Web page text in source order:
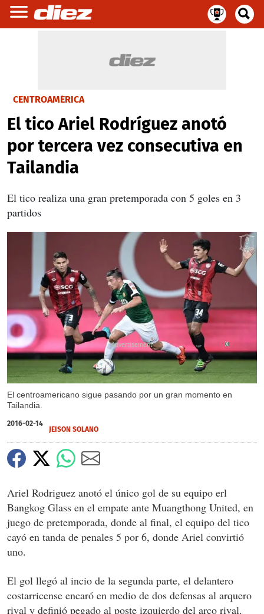
CENTROAMÉRICA
El tico Ariel Rodríguez anotó
por tercera vez consecutiva en
Tailandia
El tico realiza una gran pretemporada con 5 goles en 3
partidos
El centroamericano sigue pasando por un gran momento en
Tailandia.
X
2016-02-14
JEISON SOLANO
Ariel Rodriguez anotó el único gol de su equipo erl
Bangkog Glass en el empate ante Muangthong United, en
juego de pretemporada, donde al final, el equipo del tico
cayó en tanda de penales 5 por 6, donde Ariel convirtió
uno.
El gol llegó al incio de la segunda parte, el delantero
costarricense encaró en medio de dos defensas al arquero
rival y definió pegado al poste izquierdo del arco rival.